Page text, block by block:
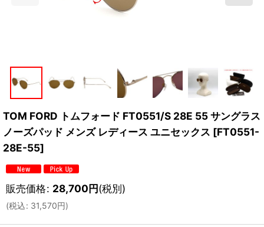
TOM FORD トムフォード FT0551/S 28E 55 サングラス
ノーズパッド メンズ レディース ユニセックス [FT0551-
28E-55]
販売価格: 28,700円(税別)
(税込: 31,570円)